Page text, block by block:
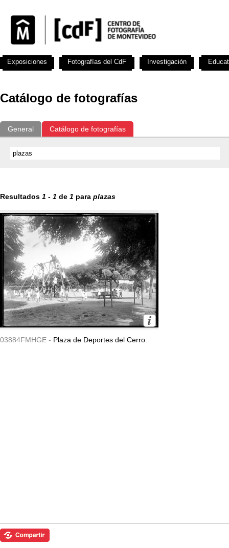
Catálogo de fotografías
General Catálogo de fotografías
Resultados 1 - 1 de 1 para plazas
03884FMHGE - Plaza de Deportes del Cerro.
Exposiciones Fotografías del CdF Investigación